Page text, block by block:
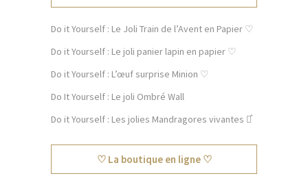
Do it Yourself : Le Joli Train de l’Avent en Papier ♡
Do it Yourself : Le joli panier lapin en papier ♡
Do it Yourself : L’œuf surprise Minion ♡
Do It Yourself : Le joli Ombré Wall
Do it Yourself : Les jolies Mandragores vivantes ⚯͛
♡ La boutique en ligne ♡